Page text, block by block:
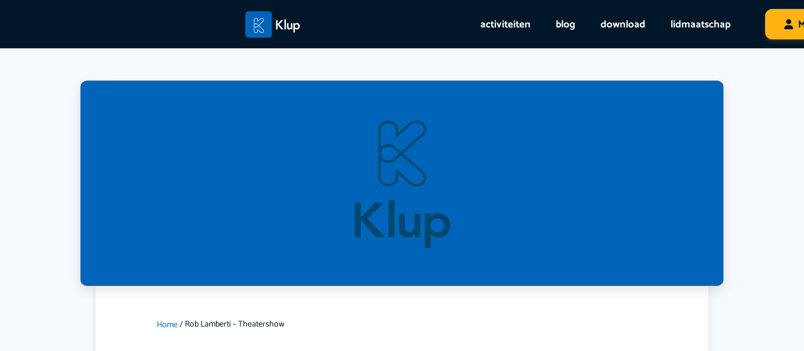
activiteiten blog download lidmaatschap
Home/Rob Lamberti – Theatershow